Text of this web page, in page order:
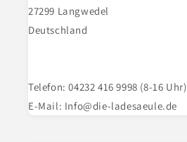
27299 Langwedel
Deutschland
Telefon: 04232 416 9998 (8-16 Uhr)
E-Mail: Info@die-ladesaeule.de